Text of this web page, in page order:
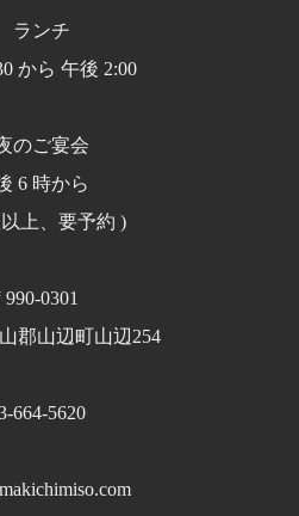
ランチ
から 午後 2:00
のご宴会
6 時から
上、要予約 )
990-0301
郡山辺町山辺254
664-5620